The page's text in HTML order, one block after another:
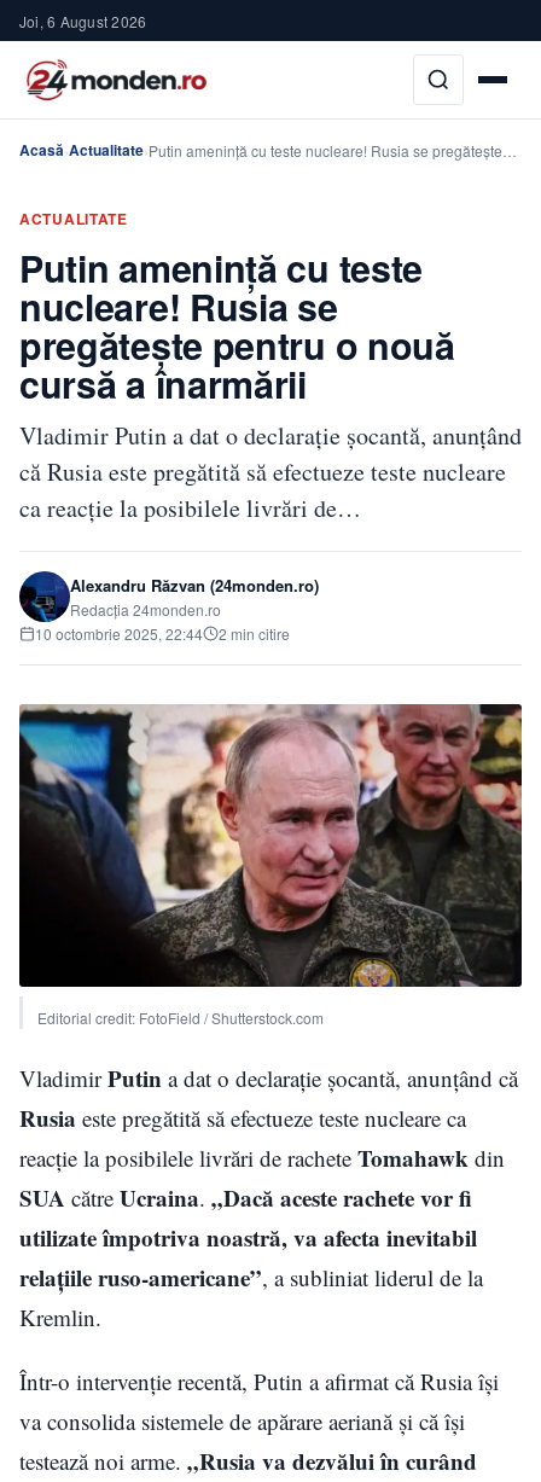
Joi, 6 August 2026
Acasă›Actualitate›Putin amenință cu teste nucleare! Rusia se pregătește…
ACTUALITATE
Putin amenință cu teste
nucleare! Rusia se
pregătește pentru o nouă
cursă a înarmării
Vladimir Putin a dat o declarație șocantă, anunțând
că Rusia este pregătită să efectueze teste nucleare
ca reacție la posibilele livrări de…
Alexandru Răzvan (24monden.ro)
Redacția 24monden.ro
10 octombrie 2025, 22:44
2 min citire
Editorial credit: FotoField / Shutterstock.com
VladimirPutin a dat o declarație șocantă, anunțând că
Rusia este pregătită să efectueze teste nucleare ca
reacție la posibilele livrări de rachete Tomahawk din
SUA către Ucraina. „Dacă aceste rachete vor fi
utilizate împotriva noastră, va afecta inevitabil
relațiile ruso-americane”, a subliniat liderul de la
Kremlin.
Într-o intervenție recentă, Putin a afirmat că Rusia își
va consolida sistemele de apărare aeriană și că își
testează noi arme. „Rusia va dezvălui în curând